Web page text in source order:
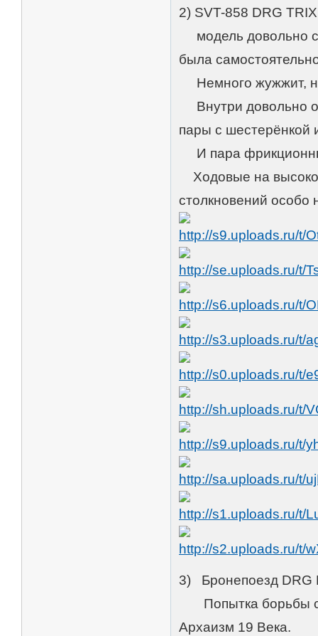
2) SVT-858 DRG
модель довольно
была
Немного жужжит,
Внутри довольно
пары с шестерёнкой
И пара
Ходовые на
столкновений особо
3) Бронепоезд DRG
Попытка борьбы с
Архаизм 19 Века.